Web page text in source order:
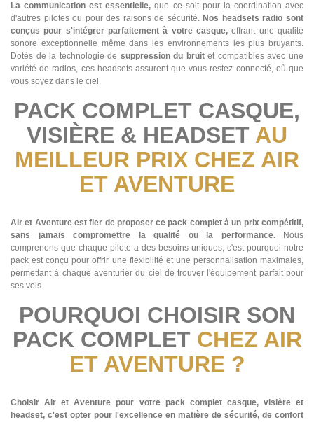
La communication est essentielle, que ce soit pour la coordination avec
d'autres pilotes ou pour des raisons de sécurité. Nos headsets radio sont
conçus pour s'intégrer parfaitement à votre casque, offrant une qualité
sonore exceptionnelle même dans les environnements les plus bruyants.
Dotés de la technologie de suppression du bruitet compatibles avec une
variété de radios, ces headsets assurent que vous restez connecté, où que
vous soyez dans le ciel.
PACK COMPLET CASQUE,
VISIÈRE & HEADSET AU
MEILLEUR PRIX CHEZ AIR
ET AVENTURE
Air et Aventure est fier de proposer ce pack complet à un prix compétitif,
sans jamais compromettre la qualité ou la performance.Nous
comprenons que chaque pilote a des besoins uniques, c'est pourquoi notre
pack est conçu pour offrir une flexibilité et une personnalisation maximales,
permettant à chaque aventurier du ciel de trouver l'équipement parfait pour
ses vols.
POURQUOI CHOISIR SON
PACK COMPLET CHEZ AIR
ET AVENTURE ?
Choisir Air et Aventure pour votre pack complet casque, visière et
headset, c'est opter pour l'excellence en matière de sécurité, de confort